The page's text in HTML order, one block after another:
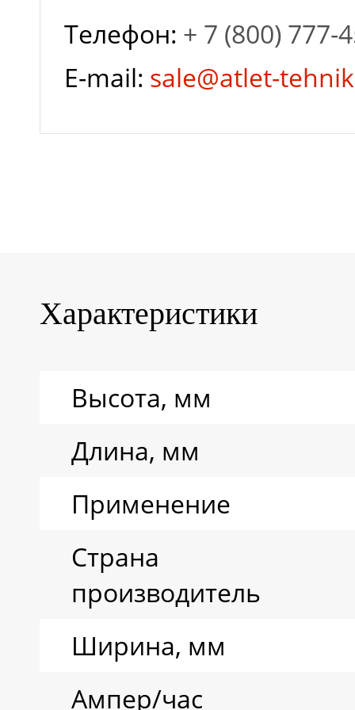
мм
дистиллированной
Тип аккумулятора
Телефон: + 7 (800) 777-
E-mail: sale@atlet-
Характеристики
Высота, мм
Длина, мм
Применение
Страна
производитель
Ширина, мм
Ампер/час